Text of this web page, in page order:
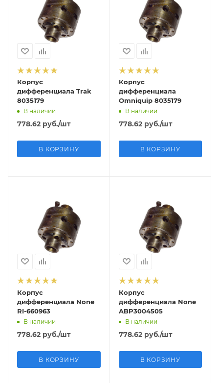
Корпус
дифференциала Trak
8035179
В наличии
778.62 руб./шт
В КОРЗИНУ
Корпус
дифференциала
Omniquip 8035179
В наличии
778.62руб./шт
В КОРЗИНУ
Корпус
дифференциала None
RI-660963
В наличии
778.62 руб./шт
В КОРЗИНУ
Корпус
дифференциала None
ABP3004505
В наличии
778.62руб./шт
В КОРЗИНУ